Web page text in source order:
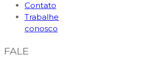
Contato
Trabalhe
conosco
FALE